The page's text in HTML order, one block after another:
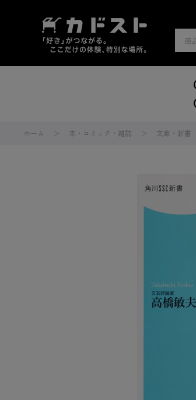
ホーム 本・コミック・雑誌 文庫・新書